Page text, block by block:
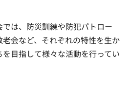
は、防災訓練や防犯パトロー
会など、それぞれの特性を生か
目指して様々な活動を行ってい